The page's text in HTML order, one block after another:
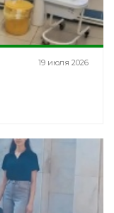
19 июля 2026